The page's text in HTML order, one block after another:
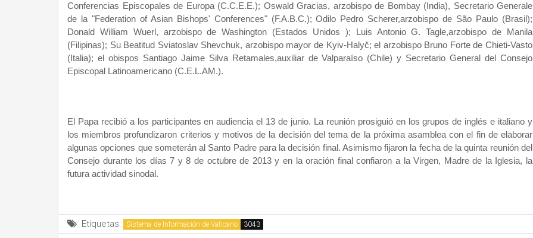
Conferencias Episcopales de Europa (C.C.E.E.); Oswald Gracias, arzobispo de Bombay (India), Secretario Generale
de la "Federation of Asian Bishops' Conferences" (F.A.B.C.); Odilo Pedro Scherer,arzobispo de São Paulo (Brasil);
Donald William Wuerl, arzobispo de Washington (Estados Unidos ); Luis Antonio G. Tagle,arzobispo de Manila
(Filipinas); Su Beatitud Sviatoslav Shevchuk, arzobispo mayor de Kyiv-Halyč; el arzobispo Bruno Forte de Chieti-Vasto
(Italia); el obispos Santiago Jaime Silva Retamales,auxiliar de Valparaíso (Chile) y Secretario General del Consejo
Episcopal Latinoamericano (C.E.L.AM.).
El Papa recibió a los participantes en audiencia el 13 de junio. La reunión prosiguió en los grupos de inglés e italiano y
los miembros profundizaron criterios y motivos de la decisión del tema de la próxima asamblea con el fin de elaborar
algunas opciones que someterán al Santo Padre para la decisión final. Asimismo fijaron la fecha de la quinta reunión del
Consejo durante los días 7 y 8 de octubre de 2013 y en la oración final confiaron a la Virgen, Madre de la Iglesia, la
futura actividad sinodal.
Etiquetas: Sistema de Información de Vaticano